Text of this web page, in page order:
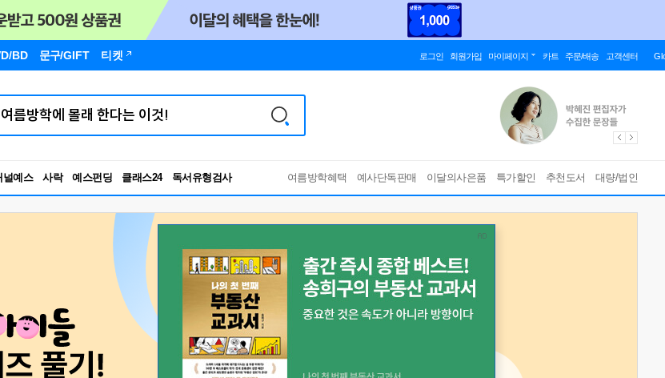
BD 문구/GIFT 티켓 로그인 회원가입 마이페이지 카트 주문/배송 고객센터
널예스 사락 예스펀딩 클래스24
RBTI Lab
독서유형검사
여름방학혜택 예사단독판매 이달의사은품 특가할인 추천도서 대량/법인